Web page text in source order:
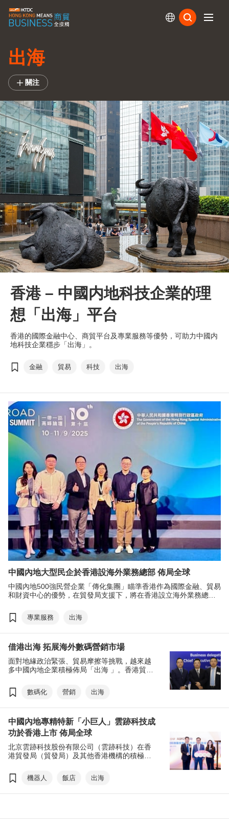
出海
關注
香港 – 中國内地科技企業的理
想「出海」平台
香港的國際金融中心、商貿平台及專業服務等優勢，可助力中國内
地科技企業穩步「出海」。
金融 貿易 科技 出海
中國內地大型民企於香港設海外業務總部 佈局全球
中國內地500強民營企業「傳化集團」瞄準香港作為國際金融、貿易
和財資中心的優勢，在貿發局支援下，將在香港設立海外業務總
專業服務 出海
借港出海 拓展海外數碼營銷市場
面對地緣政治緊張、貿易摩擦等挑戰，越來越
多中國內地企業積極佈局「出海 」。香港貿發
團等活動，積極助力中國內地企業廣建商脈，
掌握「出海」新機遇。
數碼化 營銷 出海
中國內地專精特新「小巨人」雲跡科技成
功於香港上市 佈局全球
北京雲跡科技股份有限公司（雲跡科技）在香
港貿發局（貿發局）及其他香港機構的積極協
用合作關係，推動技術研發與創新。
機器人 飯店 出海